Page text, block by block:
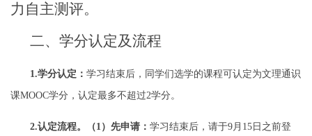
力自主测评。
二、学分认定及流程
1.学分认定： 学习结束后，同学们选学的课程可认定为文理通识
课MOOC学分，认定最多不超过2学分。
2.认定流程。（1）先申请： 学习结束后，请于9月 15 日之前登